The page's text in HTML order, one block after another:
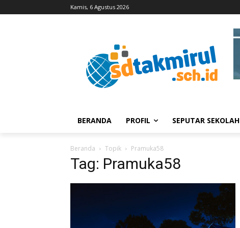
Kamis, 6 Agustus 2026
BERANDA PROFIL SEPUTAR SEKOLAH
Beranda Topik Pramuka58
Tag: Pramuka58